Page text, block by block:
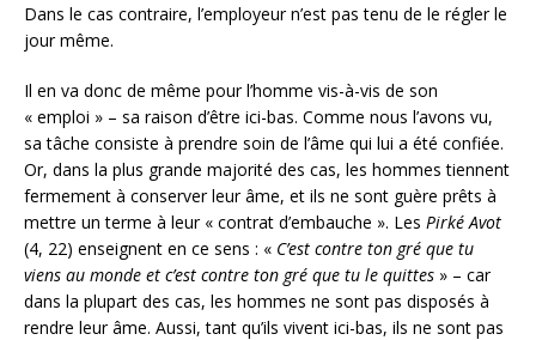
Dans le cas contraire, l’employeur n’est pas tenu de le régler le
jour même.
Il en va donc de même pour l’homme vis-à-vis de son
« emploi » – sa raison d’être ici-bas. Comme nous l’avons vu,
sa tâche consiste à prendre soin de l’âme qui lui a été confiée.
Or, dans la plus grande majorité des cas, les hommes tiennent
fermement à conserver leur âme, et ils ne sont guère prêts à
mettre un terme à leur « contrat d’embauche ». Les Pirké Avot
(4, 22) enseignent en ce sens : « C’est contre ton gré que tu
viens au monde et c’est contre ton gré que tu le quittes » – car
dans la plupart des cas, les hommes ne sont pas disposés à
rendre leur âme. Aussi, tant qu’ils vivent ici-bas, ils ne sont pas